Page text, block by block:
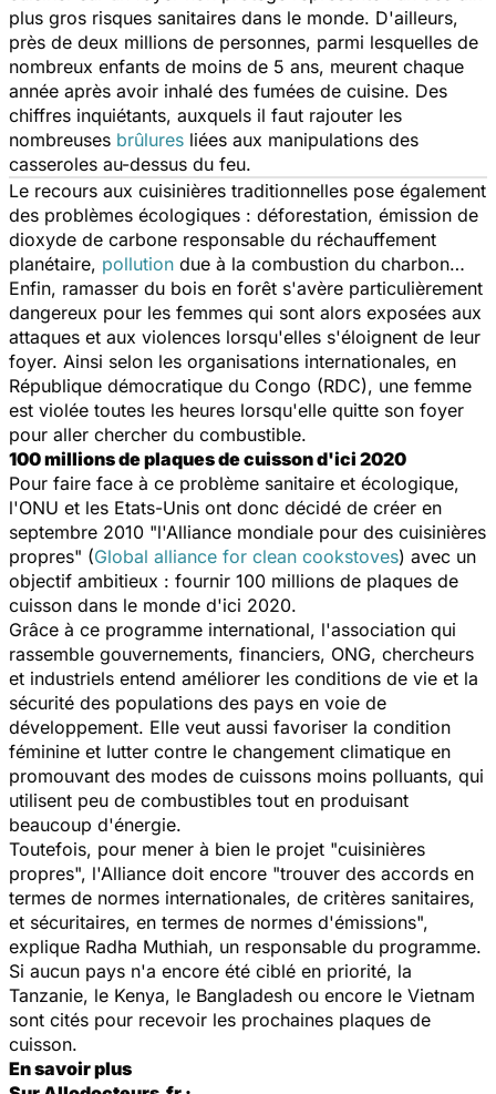
plus gros risques sanitaires dans le monde. D'ailleurs,
près de deux millions de personnes, parmi lesquelles de
nombreux enfants de moins de 5 ans, meurent chaque
année après avoir inhalé des fumées de cuisine. Des
chiffres inquiétants, auxquels il faut rajouter les
nombreuses brûlures liées aux manipulations des
casseroles au-dessus du feu.
Le recours aux cuisinières traditionnelles pose également
des problèmes écologiques : déforestation, émission de
dioxyde de carbone responsable du réchauffement
planétaire, pollution due à la combustion du charbon…
Enfin, ramasser du bois en forêt s'avère particulièrement
dangereux pour les femmes qui sont alors exposées aux
attaques et aux violences lorsqu'elles s'éloignent de leur
foyer. Ainsi selon les organisations internationales, en
République démocratique du Congo (RDC), une femme
est violée toutes les heures lorsqu'elle quitte son foyer
pour aller chercher du combustible.
100 millions de plaques de cuisson d'ici 2020
Pour faire face à ce problème sanitaire et écologique,
l'ONU et les Etats-Unis ont donc décidé de créer en
septembre 2010 "l'Alliance mondiale pour des cuisinières
propres" (Global alliance for clean cookstoves) avec un
objectif ambitieux : fournir 100 millions de plaques de
cuisson dans le monde d'ici 2020.
Grâce à ce programme international, l'association qui
rassemble gouvernements, financiers, ONG, chercheurs
et industriels entend améliorer les conditions de vie et la
sécurité des populations des pays en voie de
développement. Elle veut aussi favoriser la condition
féminine et lutter contre le changement climatique en
promouvant des modes de cuissons moins polluants, qui
utilisent peu de combustibles tout en produisant
beaucoup d'énergie.
Toutefois, pour mener à bien le projet "cuisinières
propres", l'Alliance doit encore "trouver des accords en
termes de normes internationales, de critères sanitaires,
et sécuritaires, en termes de normes d'émissions",
explique Radha Muthiah, un responsable du programme.
Si aucun pays n'a encore été ciblé en priorité, la
Tanzanie, le Kenya, le Bangladesh ou encore le Vietnam
sont cités pour recevoir les prochaines plaques de
cuisson.
En savoir plus